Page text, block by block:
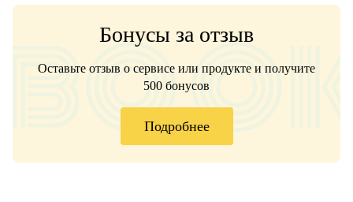
Бонусы за отзыв
Оставьте отзыв о сервисе или продукте и получите
500 бонусов
Подробнее